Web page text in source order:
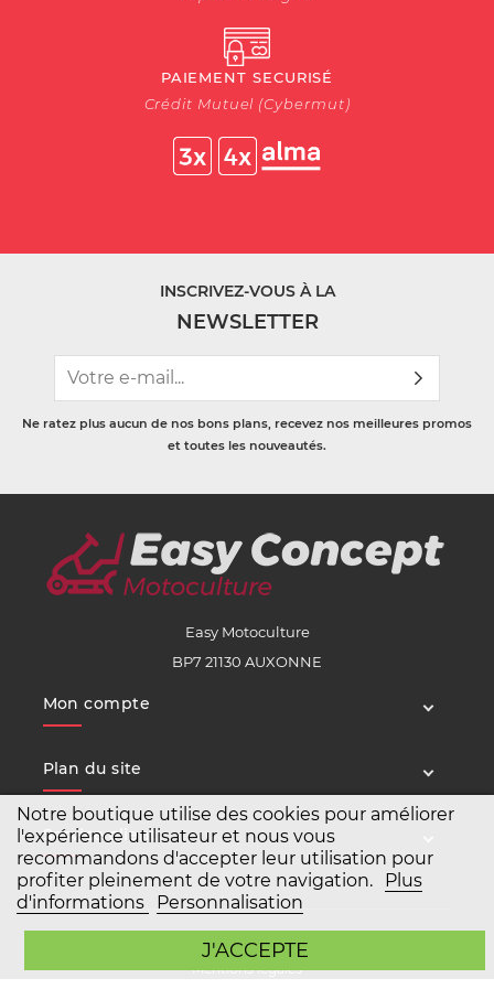
Notre boutique utilise des cookies pour améliorer
l'expérience utilisateur et nous vous
recommandons d'accepter leur utilisation pour
profiter pleinement de votre navigation.
Plus
d'informations
Personnalisation
J'ACCEPTE
PAIEMENT SECURISÉ
Crédit Mutuel (Cybermut)
INSCRIVEZ-VOUS À LA
NEWSLETTER
Ne ratez plus aucun de nos bons plans, recevez nos meilleures promos
et toutes les nouveautés.
Easy Motoculture
BP7 21130 AUXONNE
Mon compte
Plan du site
Service client
Copyright Easy Motoculture 2026
Mentions légales